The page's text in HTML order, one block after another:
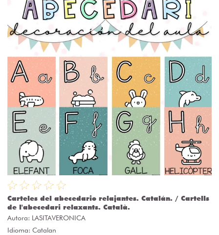
Carteles del abecedario relajantes. Catalán. / Cartells
de l'abecedari relaxants. Català.
Autora: LASITAVERONICA
Idioma: Catalan